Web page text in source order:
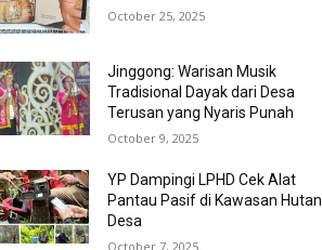
October 25, 2025
Jinggong: Warisan Musik
Tradisional Dayak dari Desa
Terusan yang Nyaris Punah
October 9, 2025
YP Dampingi LPHD Cek Alat
Pantau Pasif di Kawasan Hutan
Desa
October 7, 2025